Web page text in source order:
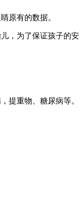
原有的数据。
，为了保证孩子的安
提重物、糖尿病等。